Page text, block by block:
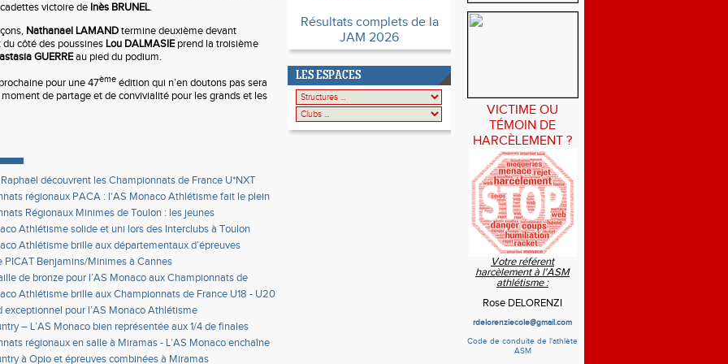
victoire de Inès BRUNEL.
Nathanael LAMANDtermine deuxième devant
côté des poussines Lou DALMASIEprend la troisième
GUERREau pied du podium.
pour une 47ème édition qui n’en doutons pas sera
de partage et de convivialité pour les grands et les
découvrent les Championnats de France U*NXT
régionaux PACA : l'AS Monaco Athlétisme fait le plein
à NiceRégionaux Minimes de Toulon : les jeunes
au rendez-vous
Athlétisme solide et uni lors des Interclubs à Toulon
Athlétisme brille aux départementaux d’épreuves
à Nice
PICAT Benjamins/Minimes à Cannes
de bronze pour l’AS Monaco aux Championnats de
crossAthlétisme brille aux Championnats de France U18 - U20
exceptionnel pour l’AS Monaco Athlétisme
– L’AS Monaco bien représentée aux 1/4 de finales
à Ollièresrégionaux en salle à Miramas - L’AS Monaco enchaîne
et performances de référence
à Opio et épreuves combinées à Miramas
Résultats complets de la
JAM 2026
LES ESPACES
VICTIME OU
TÉMOIN DE
HARCÈLEMENT ?
Votre référent
harcèlement à l'ASM
athlétisme :
Rose DELORENZI
rdelorenziecole@gmail.com
Code de conduite de l'athlète
ASM